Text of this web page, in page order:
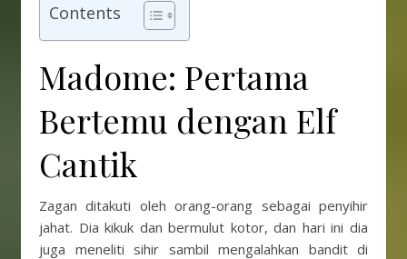
Contents
Madome: Pertama
Bertemu dengan Elf
Cantik
Zagan ditakuti oleh orang-orang sebagai penyihir
jahat. Dia kikuk dan bermulut kotor, dan hari ini dia
juga meneliti sihir sambil mengalahkan bandit di